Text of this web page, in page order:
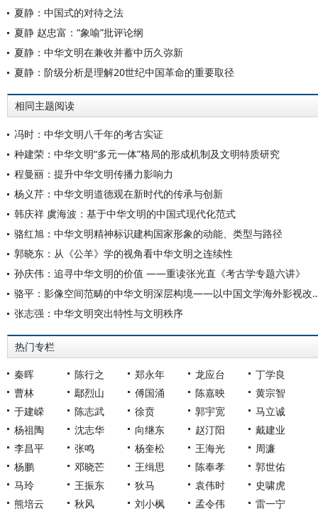
夏静：中国式的对待之法
夏静 赵忠富：“象喻”批评论纲
夏静：中华文明在兼收并蓄中历久弥新
夏静：阶级分析是理解20世纪中国革命的重要取径
相同主题阅读
冯时：中华文明八千年的考古实证
种建荣：中华文明“多元一体”格局的形成机制及文明特质研究
程曼丽：提升中华文明传播力影响力
杨义芹：中华文明道德观在新时代的传承与创新
韩庆祥 虞海波：基于中华文明的中国式现代化范式
骆红旭：中华文明精神标识建构国家形象的动能、类型与路径
郭晓东：从《公羊》学的视角看中华文明之连续性
孙庆伟：追寻中华文明的价值 ——重读张光直《考古学专题六讲》
骆平：影像空间范畴的中华文
张志强：中华文明突出特性与文明秩序
热门专栏
秦晖 陈行之 郑永年 龙应台
丁学良
曹林
鄢烈山 傅国涌 陈嘉映
黄宗智
于建嵘
陈志武 徐贲 郭宇宽
马立诚
杨祖陶
沈志华 向继东 赵汀阳
戴建业
李昌平
张鸣 杨奎松 王海光
周濂
杨鹏
邓晓芒 王缉思 陈奉孝
郭世佑
马玲
王振东 狄马 袁伟时
史啸虎
熊培云
秋风 刘小枫 孟令伟
雷一宁